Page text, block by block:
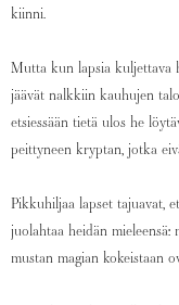
kiinni.
Mutta kun lapsia kuljettava
jäävät nalkkiin kauhujen
etsiessään tietä ulos he
peittyneen kryptan, jotka
Pikkuhiljaa lapset tajuavat,
juolahtaa heidän
mustan magian kokeistaan